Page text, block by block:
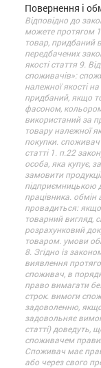
Повернення і
Відповідно до
можете протягом
товар, придбаний
передбачених
якості стаття 9.
споживачів»:
належної якості
придбаний, якщо
фасоном,
використаний за
товару належної
покупки. споживач
статті 1. п.22
особа, яка купує,
замовити
підприємницькою
працівника. обмін
провадиться:
товарний вигляд,
розрахунковий
товаром. умови
8. Згідно із
виявлення
споживач, в
право вимагати
строк. вимоги
задоволенню,
задовольняє
статті) доведуть,
споживачем
Споживач має
або через свого